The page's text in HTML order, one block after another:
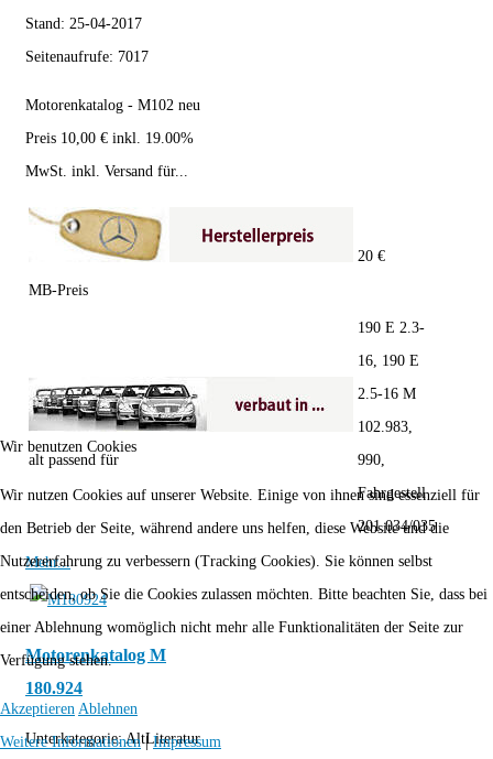
Stand: 25-04-2017
Seitenaufrufe: 7017
Motorenkatalog - M102 neu
Preis 10,00 € inkl. 19.00%
MwSt. inkl. Versand für...
MB-Preis
20 €
alt passend für
190 E 2.3-
16, 190 E
2.5-16 M
102.983,
990,
Fahrgestell
201.034/035
Mehr...
Motorenkatalog M
180.924
Unterkategorie:AltLiteratur
Wir benutzen Cookies
Wir nutzen Cookies auf unserer Website. Einige von ihnen sind essenziell für
den Betrieb der Seite, während andere uns helfen, diese Website und die
Nutzererfahrung zu verbessern (Tracking Cookies). Sie können selbst
entscheiden, ob Sie die Cookies zulassen möchten. Bitte beachten Sie, dass bei
einer Ablehnung womöglich nicht mehr alle Funktionalitäten der Seite zur
Verfügung stehen.
Akzeptieren Ablehnen
Weitere Informationen|Impressum